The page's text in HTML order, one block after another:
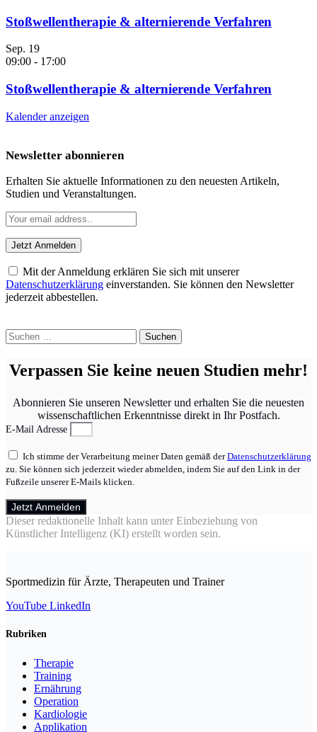
Stoßwellentherapie & alternierende Verfahren
Sep. 19
09:00 - 17:00
Stoßwellentherapie & alternierende Verfahren
Kalender anzeigen
Newsletter abonnieren
Erhalten Sie aktuelle Informationen zu den neuesten Artikeln,
Studien und Veranstaltungen.
Mit der Anmeldung erklären Sie sich mit unserer
Datenschutzerklärung einverstanden. Sie können den Newsletter
jederzeit abbestellen.
Suchen
nach:
Verpassen Sie keine neuen Studien mehr!
Abonnieren Sie unseren Newsletter und erhalten Sie die neuesten
wissenschaftlichen Erkenntnisse direkt in Ihr Postfach.
E-Mail Adresse
Ich stimme der Verarbeitung meiner Daten gemäß derDatenschutzerklärung
zu. Sie können sich jederzeit wieder abmelden, indem Sie auf den Link in der
Fußzeile unserer E-Mails klicken.
Jetzt Anmelden
Dieser redaktionelle Inhalt kann unter Einbeziehung von
Künstlicher Intelligenz (KI) erstellt worden sein.
Sportmedizin für Ärzte, Therapeuten und Trainer
YouTube LinkedIn
Rubriken
Therapie
Training
Ernährung
Operation
Kardiologie
Applikation